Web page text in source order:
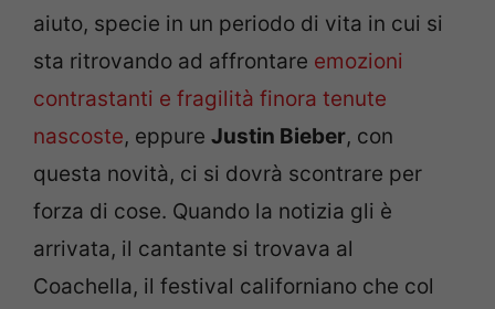
aiuto, specie in un periodo di vita in cui si
sta ritrovando ad affrontare emozioni
contrastanti e fragilità finora tenute
nascoste, eppure Justin Bieber, con
questa novità, ci si dovrà scontrare per
forza di cose. Quando la notizia gli è
arrivata, il cantante si trovava al
Coachella, il festival californiano che col